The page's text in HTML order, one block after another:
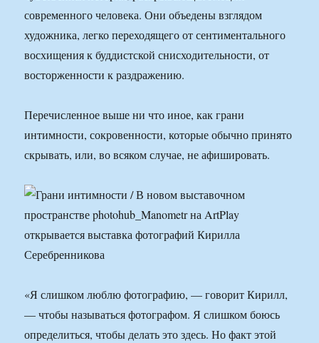
современного человека. Они объедены взглядом
художника, легко переходящего от сентиментального
восхищения к буддистской снисходительности, от
восторженности к раздражению.
Перечисленное выше ни что иное, как грани
интимности, сокровенности, которые обычно принято
скрывать, или, во всяком случае, не афишировать.
«Я слишком люблю фотографию, — говорит Кирилл,
— чтобы называться фотографом. Я слишком боюсь
определиться, чтобы делать это здесь. Но факт этой